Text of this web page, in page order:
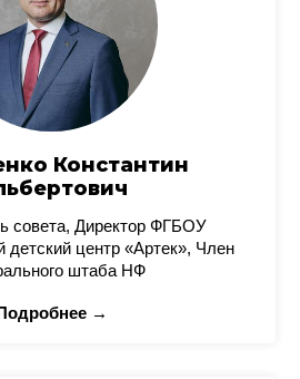
Константин
совета, Директор ФГБОУ
центр «Артек», Член
штаба НФ
→